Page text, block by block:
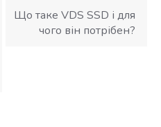
Що таке VDS SSD і для
чого він потрібен?